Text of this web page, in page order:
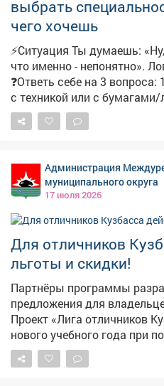
проекта – "РусГидро".
школьникам сложную
эффективной, но и
Команда уже готовит план
мероприятий и изучает,
риск паводков. Работа
школьника есть шанс
энергетике.
выбрать
чего хочешь
⚡Ситуация Ты думаешь: «Ну, технарь - это про меня, а
что именно - непонятно».
❓Ответь себе на 3 вопроса: 1. Мне нравится работать
с техникой или с бумагами/людьми? 2. Я
свежем воздухе или в помещении? 3.
быстрый результат или
СВЕЖИЙ ВОЗДУХ +
«Открытые горные
«Строительство и
ТОЧНОСТЬ» → «Сварщик»,
обслуживание
электромеханического
горного оборудования»,
ископаемых",
• «БУМАГИ/ЛЮДИ +
«Экономика и
«Документационное
архивоведение». • «ПОМЕЩЕНИЕ + ТВОРЧЕСТВО +
ВКУСНО» → «Повар, кондитер». 🎓Попробуй - и
Администрация
муниципального округа
17 июля 2026
Для отличников
льготы и скидки!
Партнёры программы
предложения для
Проект «Лига отличников
нового учебного года при
Ильи Середюка.